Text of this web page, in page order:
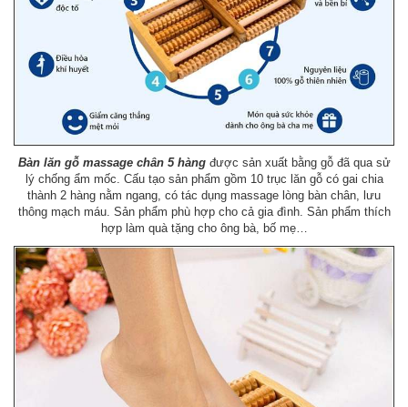
Bàn lăn gỗ massage chân 5 hàngđược sản xuất bằng gỗ đã qua sử
lý chống ẩm mốc. Cấu tạo sản phẩm gồm 10 trục lăn gỗ có gai chia
thành 2 hàng nằm ngang, có tác dụng massage lòng bàn chân, lưu
thông mạch máu. Sản phẩm phù hợp cho cả gia đình. Sản phẩm thích
hợp làm quà tặng cho ông bà, bố mẹ…